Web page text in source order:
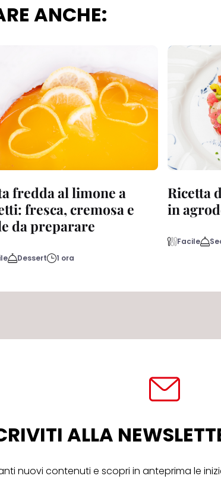
ANCHE:
fredda al limone a
fresca, cremosa e
da preparare
Dessert 1 ora
Ricetta
in
Facile
ALLA
nuovi contenuti e scopri in anteprima le